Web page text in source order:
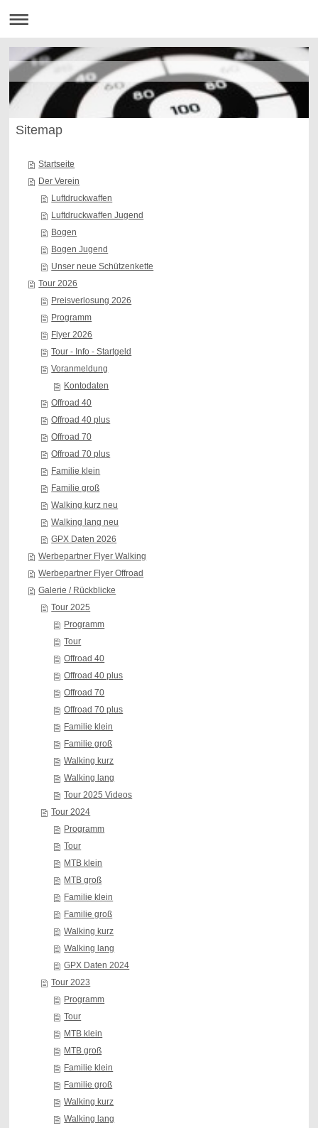
Sitemap
Startseite
Der Verein
Luftdruckwaffen
Luftdruckwaffen Jugend
Bogen
Bogen Jugend
Unser neue Schützenkette
Tour 2026
Preisverlosung 2026
Programm
Flyer 2026
Tour - Info - Startgeld
Voranmeldung
Kontodaten
Offroad 40
Offroad 40 plus
Offroad 70
Offroad 70 plus
Familie klein
Familie groß
Walking kurz neu
Walking lang neu
GPX Daten 2026
Werbepartner Flyer Walking
Werbepartner Flyer Offroad
Galerie / Rückblicke
Tour 2025
Programm
Tour
Offroad 40
Offroad 40 plus
Offroad 70
Offroad 70 plus
Familie klein
Familie groß
Walking kurz
Walking lang
Tour 2025 Videos
Tour 2024
Programm
Tour
MTB klein
MTB groß
Familie klein
Familie groß
Walking kurz
Walking lang
GPX Daten 2024
Tour 2023
Programm
Tour
MTB klein
MTB groß
Familie klein
Familie groß
Walking kurz
Walking lang